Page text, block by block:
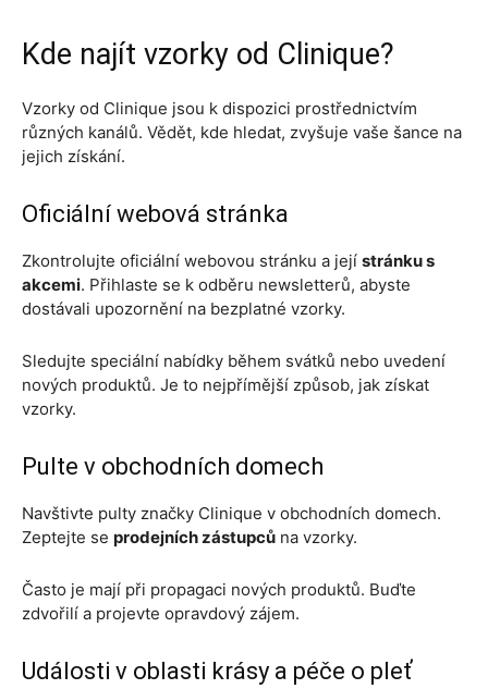
Kde najít vzorky od Clinique?
Vzorky od Clinique jsou k dispozici prostřednictvím
různých kanálů. Vědět, kde hledat, zvyšuje vaše šance na
jejich získání.
Oficiální webová stránka
Zkontrolujte oficiální webovou stránku a její stránku s
akcemi. Přihlaste se k odběru newsletterů, abyste
dostávali upozornění na bezplatné vzorky.
Sledujte speciální nabídky během svátků nebo uvedení
nových produktů. Je to nejpřímější způsob, jak získat
vzorky.
Pulte v obchodních domech
Navštivte pulty značky Clinique v obchodních domech.
Zeptejte se prodejních zástupců na vzorky.
Často je mají při propagaci nových produktů. Buďte
zdvořilí a projevte opravdový zájem.
Události v oblasti krásy a péče o pleť